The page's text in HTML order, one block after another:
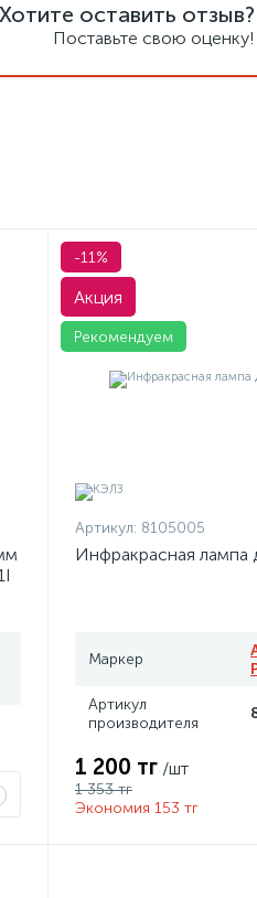
Хотите оставить отзыв?
Поставьте свою оценку!
-11%
Акция
Рекомендуем
Артикул: 8105005
Инфракрасная лампа
Маркер
Артикул
производителя
1 200 тг /шт
1 353 тг
Экономия 153 тг